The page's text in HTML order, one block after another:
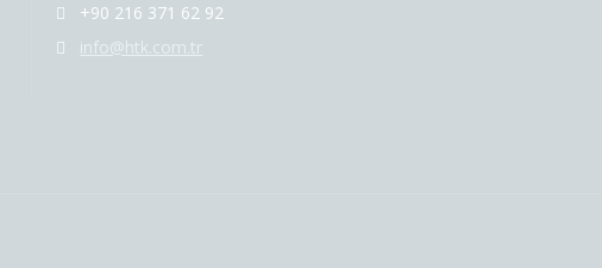
+90 216 371 62 92
info@htk.com.tr